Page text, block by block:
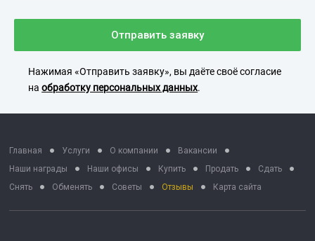
Отправить заявку
Нажимая «Отправить заявку», вы даёте своё согласие
наобработку персональных данных.
Главная Услуги О компании
Вакансии
Наши награды
Наши офисы Купить Продать
Сдать
Снять
Обменять Советы Отзывы Карта сайта